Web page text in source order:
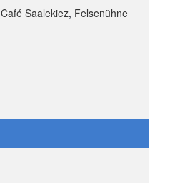
Café Saalekiez, Felsenühne